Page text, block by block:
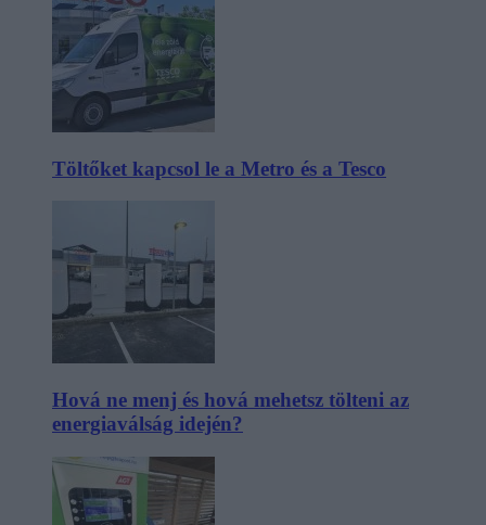
Töltőket kapcsol le a Metro és a Tesco
Hová ne menj és hová mehetsz tölteni az
energiaválság idején?